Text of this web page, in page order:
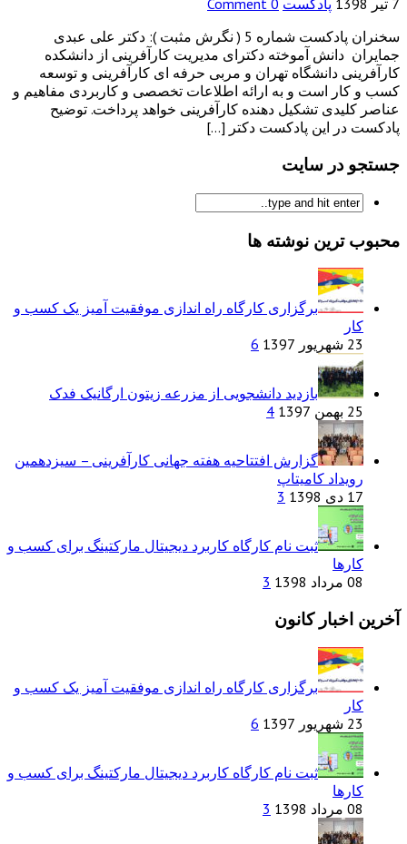
7 تیر 1398 پادکست 0 Comment
سخنران پادکست شماره 5 ( نگرش مثبت ): دکتر علی عبدی
جمایران دانش آموخته دکترای مدیریت کارآفرینی از دانشکده
کارآفرینی دانشگاه تهران و مربی حرفه ای کارآفرینی و توسعه
کسب و کار است و به ارائه اطلاعات تخصصی و کاربردی مفاهیم و
عناصر کلیدی تشکیل دهنده کارآفرینی خواهد پرداخت. توضیح
پادکست در این پادکست دکتر […]
جستجو در سایت
محبوب ترین نوشته ها
برگزاری کارگاه راه اندازی موفقیت آمیز یک کسب و
کار
23 شهریور 1397
6
بازدید دانشجویی از مزرعه زیتون ارگانیک فدک
25 بهمن 1397
4
گزارش افتتاحیه هفته جهانی کارآفرینی – سیزدهمین
رویداد کامیتاپ
17 دی 1398
3
ثبت نام کارگاه کاربرد دیجیتال مارکتینگ برای کسب و
کارها
08 مرداد 1398
3
آخرین اخبار کانون
برگزاری کارگاه راه اندازی موفقیت آمیز یک کسب و
کار
23 شهریور 1397
6
ثبت نام کارگاه کاربرد دیجیتال مارکتینگ برای کسب و
کارها
08 مرداد 1398
3